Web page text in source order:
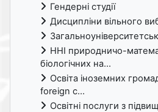
Гендерні студії
Дисципліни вільного
ННІ природничо-
біологічних на...
Освіта іноземних
foreign c...
Освітні послуги з